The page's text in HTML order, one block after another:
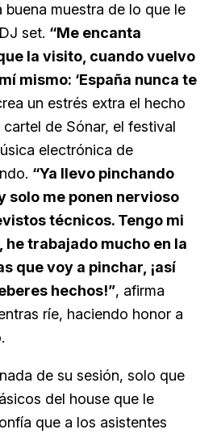
buena muestra de lo que le
set. “Me encanta
la visito, cuando vuelvo
mismo: ‘España nunca te
un estrés extra el hecho
de Sónar, el festival
electrónica de
“Ya llevo pinchando
solo me ponen nervioso
técnicos. Tengo mi
trabajado mucho en la
que voy a pinchar, ¡así
hechos!”, afirma
ríe, haciendo honor a
de su sesión, solo que
del house que le
que a los asistentes